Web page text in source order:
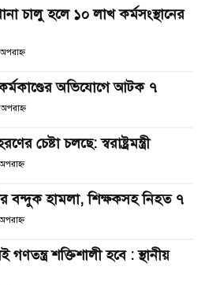
চালু হলে ১০ লাখ কর্মসংস্থানের
অভিযোগে আটক ৭
চেষ্টা চলছে: স্বরাষ্ট্রমন্ত্রী
বন্দুক হামলা, শিক্ষকসহ নিহত ৭
শক্তিশালী হবে : স্থানীয়